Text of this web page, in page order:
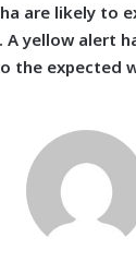
are likely to
yellow alert
the expected